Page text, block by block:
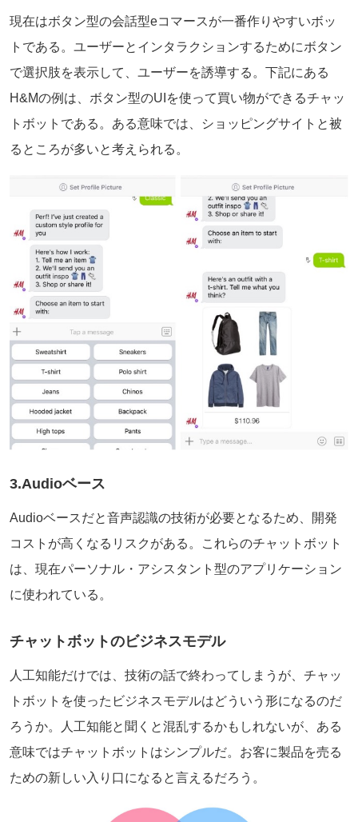
現在はボタン型の会話型eコマースが一番作りやすいボッ
トである。ユーザーとインタラクションするためにボタン
で選択肢を表示して、ユーザーを誘導する。下記にある
H&Mの例は、ボタン型のUIを使って買い物ができるチャッ
トボットである。ある意味では、ショッピングサイトと被
るところが多いと考えられる。
3.Audioベース
Audioベースだと音声認識の技術が必要となるため、開発
コストが高くなるリスクがある。これらのチャットボット
は、現在パーソナル・アシスタント型のアプリケーション
に使われている。
チャットボットのビジネスモデル
人工知能だけでは、技術の話で終わってしまうが、チャッ
トボットを使ったビジネスモデルはどういう形になるのだ
ろうか。人工知能と聞くと混乱するかもしれないが、ある
意味ではチャットボットはシンプルだ。お客に製品を売る
ための新しい入り口になると言えるだろう。